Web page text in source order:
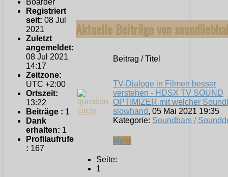
Registriert
seit: 08 Jul
2021
Zuletzt
angemeldet:
08 Jul 2021
14:17
Zeitzone:
UTC +2:00
Ortszeit:
13:22
Beiträge : 1
Dank
erhalten: 1
Profilaufrufe
: 167
Aktuelle Beiträge von
Beitrag / Titel
Mehr
TV-Dialoge in Filmen besser
verstehen - HDSX TV SOUND
OPTIMIZER mit welcher
slowhand, 05 Mai 2021 19:35
Kategorie: Soundbars /
Seite:
1